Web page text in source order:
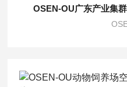
OSEN-OU广东产业集